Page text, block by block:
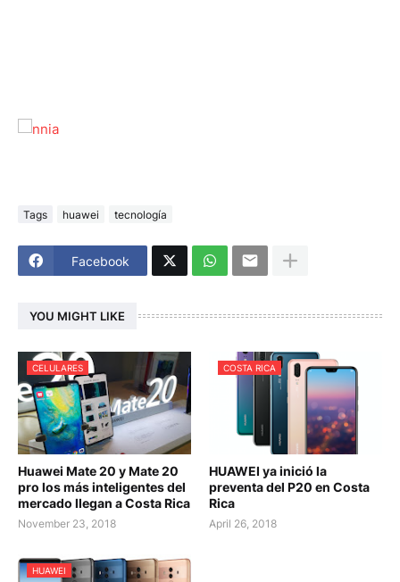
Tags huawei tecnología
Facebook
YOU MIGHT LIKE
CELULARES
Huawei Mate 20 y Mate 20
pro los más inteligentes del
mercado llegan a Costa Rica
November 23, 2018
COSTA RICA
HUAWEI ya inició la
preventa del P20 en Costa
Rica
April 26, 2018
HUAWEI